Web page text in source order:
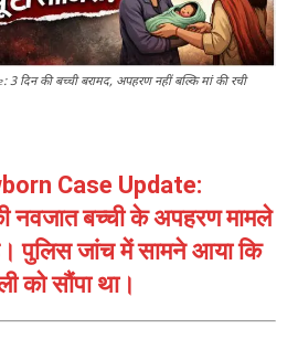
दिन की बच्ची बरामद, अपहरण नहीं बल्कि मां की रची
Case Update:
नवजात बच्ची के अपहरण मामले
पुलिस जांच में सामने आया कि
को सौंपा था।